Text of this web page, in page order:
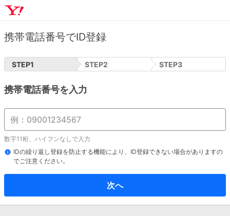
携帯電話番号でID登録
STEP1 STEP2 STEP3
携帯電話番号を入力
数字11桁、ハイフンなしで入力
IDの繰り返し登録を防止する機能により、ID登録できない場合がありますの
でご注意ください。
次へ